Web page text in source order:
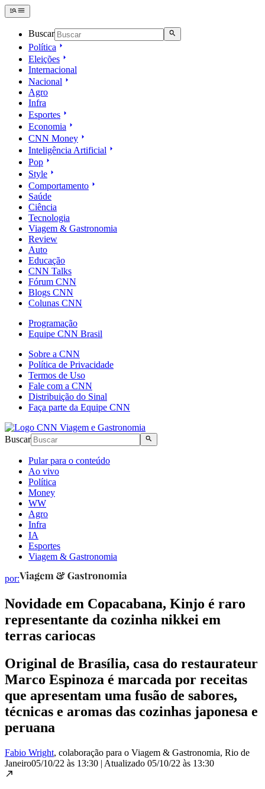
Buscar
Política
Eleições
Internacional
Nacional
Agro
Infra
Esportes
Economia
CNN Money
Inteligência Artificial
Pop
Style
Comportamento
Saúde
Ciência
Tecnologia
Viagem & Gastronomia
Review
Auto
Educação
CNN Talks
Fórum CNN
Blogs CNN
Colunas CNN
Programação
Equipe CNN Brasil
Sobre a CNN
Política de Privacidade
Termos de Uso
Fale com a CNN
Distribuição do Sinal
Faça parte da Equipe CNN
Buscar
Pular para o conteúdo
Ao vivo
Política
Money
WW
Agro
Infra
IA
Esportes
Viagem & Gastronomia
por:
Novidade em Copacabana, Kinjo é raro
representante da cozinha nikkei em
terras cariocas
Original de Brasília, casa do restaurateur
Marco Espinoza é marcada por receitas
que apresentam uma fusão de sabores,
técnicas e aromas das cozinhas japonesa e
peruana
Fabio Wright, colaboração para o Viagem & Gastronomia, Rio de
Janeiro05/10/22 às 13:30 | Atualizado 05/10/22 às 13:30